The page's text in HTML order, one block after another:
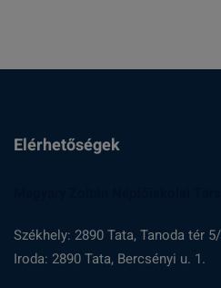
Elérhetőségek
Székhely: 2890 Tata, Tanoda tér
Iroda: 2890 Tata, Bercsényi u. 1.